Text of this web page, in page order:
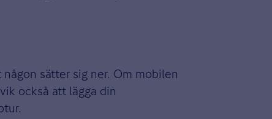
sätter sig ner. Om mobilen
också att lägga din